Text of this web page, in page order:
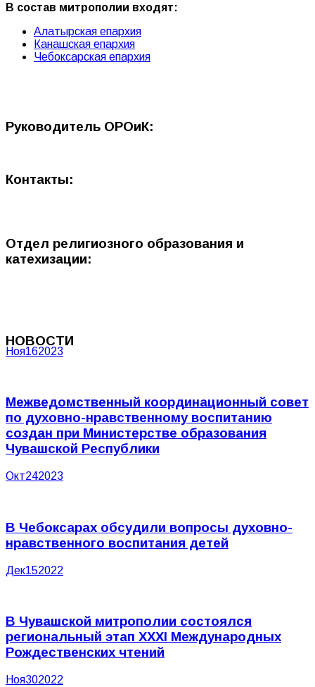
В состав митрополии входят:
Алатырская епархия
Канашская епархия
Чебоксарская епархия
Руководитель ОРОиК:
Контакты:
Отдел религиозного образования и
катехизации:
НОВОСТИ
Ноя162023
Межведомственный координационный совет
по духовно-нравственному воспитанию
создан при Министерстве образования
Чувашской Республики
Окт242023
В Чебоксарах обсудили вопросы духовно-
нравственного воспитания детей
Дек152022
В Чувашской митрополии состоялся
региональный этап XXXI Международных
Рождественских чтений
Ноя302022